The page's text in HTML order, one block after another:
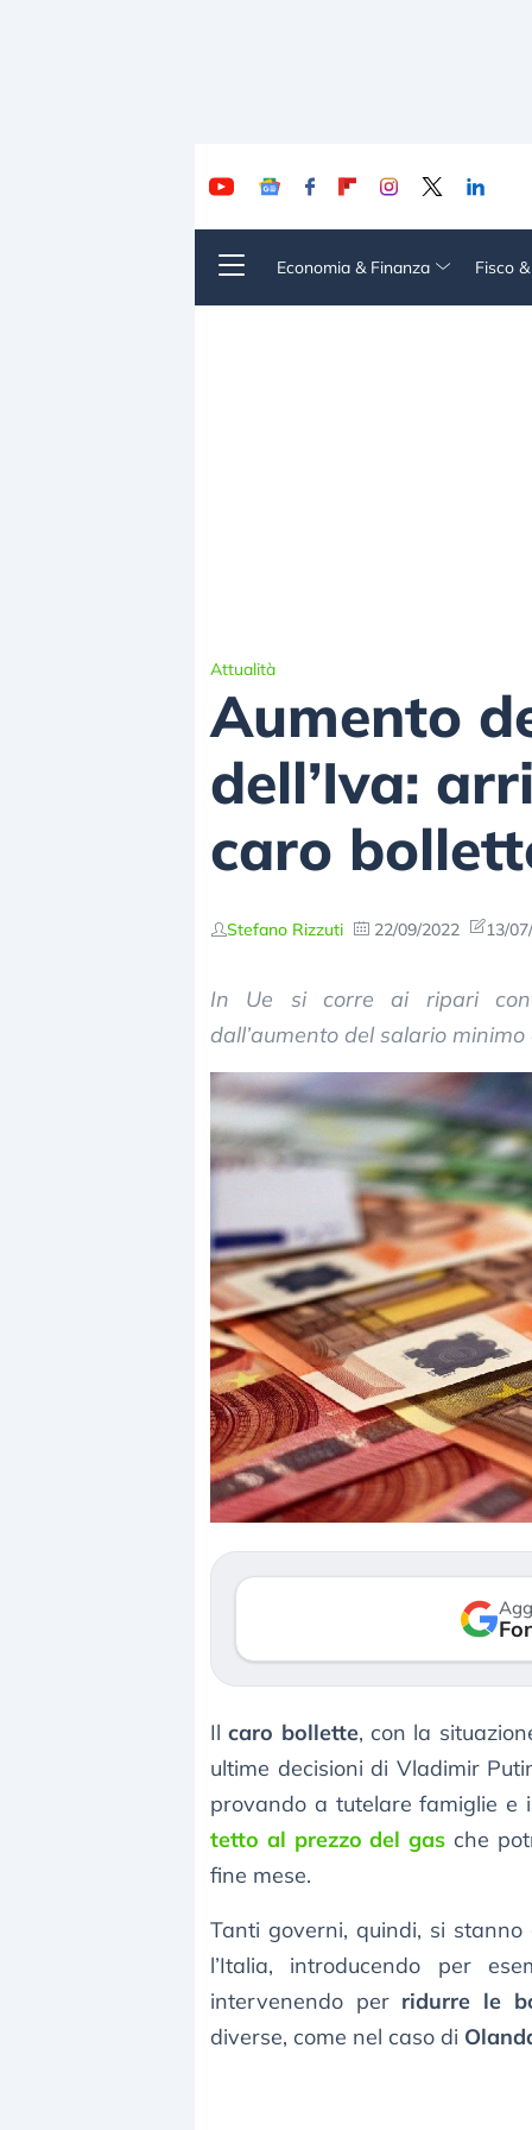
Economia & Finanza Fisco
Attualità
Aumento
dell’Iva:
caro
Stefano Rizzuti 22/09/2022 13/
In Ue si corre ai ripari
dall’aumento del salario
Ilcaro bollette, con la
ultime decisioni di Vladimir
provando a tutelare famiglie e
tetto al prezzo del gas che
fine mese.
Tanti governi, quindi, si
l’Italia, introducendo per
intervenendo per ridurre le
diverse, come nel caso di
Dalle valutazioni
correzione. Cosa sta
repricing degli asset?
3 agosto 2026